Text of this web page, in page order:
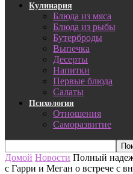
Кулинария
Блюда из мяса
Блюда из рыбы
Бутерброды
Выпечка
Десерты
Напитки
Первые блюда
Салаты
Психология
Отношения
Саморазвитие
Домой Новости Полный
с Гарри и Меган о встрече с